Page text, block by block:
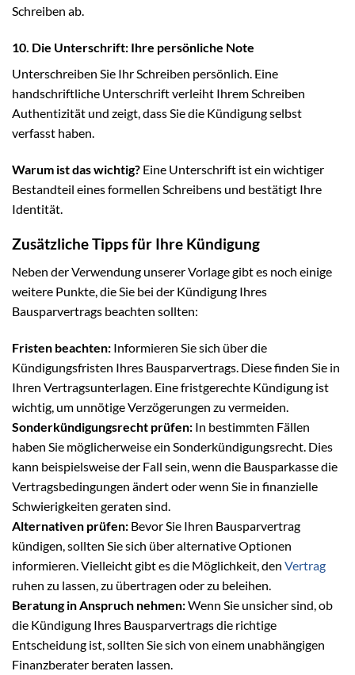
Schreiben ab.
10. Die Unterschrift: Ihre persönliche Note
Unterschreiben Sie Ihr Schreiben persönlich. Eine
handschriftliche Unterschrift verleiht Ihrem Schreiben
Authentizität und zeigt, dass Sie die Kündigung selbst
verfasst haben.
Warum ist das wichtig? Eine Unterschrift ist ein wichtiger
Bestandteil eines formellen Schreibens und bestätigt Ihre
Identität.
Zusätzliche Tipps für Ihre Kündigung
Neben der Verwendung unserer Vorlage gibt es noch einige
weitere Punkte, die Sie bei der Kündigung Ihres
Bausparvertrags beachten sollten:
Fristen beachten: Informieren Sie sich über die
Kündigungsfristen Ihres Bausparvertrags. Diese finden Sie in
Ihren Vertragsunterlagen. Eine fristgerechte Kündigung ist
wichtig, um unnötige Verzögerungen zu vermeiden.
Sonderkündigungsrecht prüfen: In bestimmten Fällen
haben Sie möglicherweise ein Sonderkündigungsrecht. Dies
kann beispielsweise der Fall sein, wenn die Bausparkasse die
Vertragsbedingungen ändert oder wenn Sie in finanzielle
Schwierigkeiten geraten sind.
Alternativen prüfen: Bevor Sie Ihren Bausparvertrag
kündigen, sollten Sie sich über alternative Optionen
informieren. Vielleicht gibt es die Möglichkeit, den Vertrag
ruhen zu lassen, zu übertragen oder zu beleihen.
Beratung in Anspruch nehmen:Wenn Sie unsicher sind, ob
die Kündigung Ihres Bausparvertrags die richtige
Entscheidung ist, sollten Sie sich von einem unabhängigen
Finanzberater beraten lassen.